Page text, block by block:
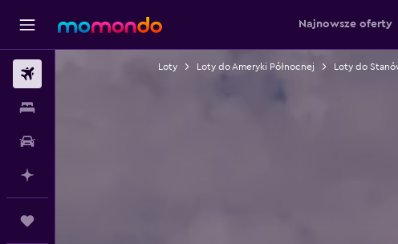
Najnowsze oferty
Loty Loty do Ameryki Północnej Loty do